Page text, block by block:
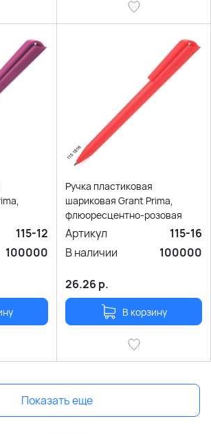
115-12
100000
Ручка пластиковая
шариковая Grant Prima,
флюоресцентно-розовая
Артикул
115-16
В наличии
100000
26.26 р.
В корзину
Показать еще